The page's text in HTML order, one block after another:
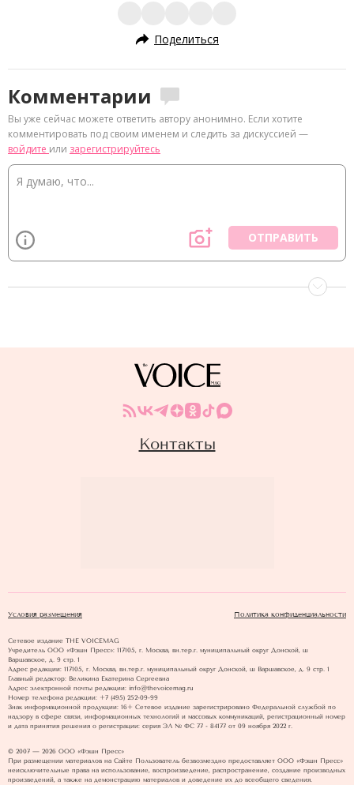
Поделиться
Комментарии
Вы уже сейчас можете ответить автору анонимно. Если хотите
комментировать под своим именем и следить за дискуссией —
войдите или зарегистрируйтесь
ОТПРАВИТЬ
Контакты
Условия размещения Политика конфиденциальности
Сетевое издание THE VOICEMAG
Учредитель ООО «Фэшн Пресс»: 117105, г. Москва, вн.тер.г. муниципальный округ Донской, ш
Варшавское, д. 9 стр. 1
Адрес редакции: 117105, г. Москва, вн.тер.г. муниципальный округ Донской, ш Варшавское, д. 9 стр. 1
Главный редактор: Великина Екатерина Сергеевна
Адрес электронной почты редакции: info@thevoicemag.ru
Номер телефона редакции: +7 (495) 252-09-99
Знак информационной продукции: 16+ Cетевое издание зарегистрировано Федеральной службой по
надзору в сфере связи, информационных технологий и массовых коммуникаций, регистрационный номер
и дата принятия решения о регистрации: серия ЭЛ № ФС 77 - 84177 от 09 ноября 2022 г.
© 2007 — 2026 ООО «Фэшн Пресс»
При размещении материалов на Сайте Пользователь безвозмездно предоставляет ООО «Фэшн Пресс»
неисключительные права на использование, воспроизведение, распространение, создание производных
произведений, а также на демонстрацию материалов и доведение их до всеобщего сведения.